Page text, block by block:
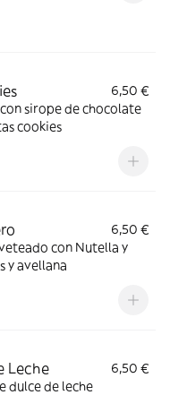
6,50 €
sirope de chocolate
cookies
6,50 €
con Nutella y
y avellana
Leche
6,50 €
dulce de leche